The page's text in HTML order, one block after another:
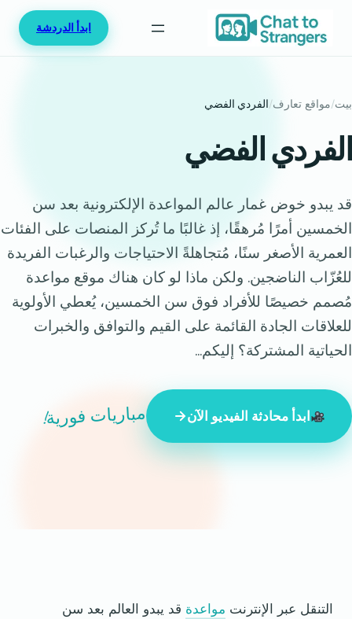
ابدأ الدردشة
بيت/مواقع تعارف/الفردي الفضي
الفردي الفضي
قد يبدو خوض غمار عالم المواعدة الإلكترونية بعد سن
الخمسين أمرًا مُرهقًا، إذ غالبًا ما تُركز المنصات على الفئات
العمرية الأصغر سنًا، مُتجاهلةً الاحتياجات والرغبات الفريدة
للعُزّاب الناضجين. ولكن ماذا لو كان هناك موقع مواعدة
مُصمم خصيصًا للأفراد فوق سن الخمسين، يُعطي الأولوية
للعلاقات الجادة القائمة على القيم والتوافق والخبرات
الحياتية المشتركة؟ إليكم...
ابدأ محادثة الفيديو الآن مباريات فورية!
التنقل عبر الإنترنت مواعدة قد يبدو العالم بعد سن